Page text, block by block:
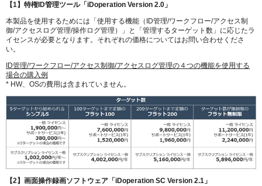
【1】特権ID管理ツール「iDoperation Version 2.0」
本製品を使用するためには「使用する機能（ID管理/ワークフロー/アクセス制
御/アクセスログ管理/操作ログ管理）」と「管理するターゲット数」に応じたラ
イセンスが必要となります。それぞれの価格についてはお問い合わせくださ
い。
ID管理/ワークフロー/アクセス制御/アクセスログ管理の４つの機能を使用する
場合の購入例
* HW、OSの費用は含まれていません。
【2】画面操作録画ソフトウェア「iDoperation SC Version 2.1」